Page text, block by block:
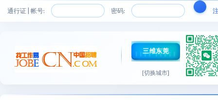
通行证 | 帐号: 密码:
三维东莞
[切换城市]